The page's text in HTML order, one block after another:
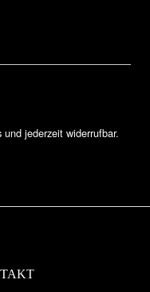
jederzeit widerrufbar.